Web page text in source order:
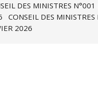
DES MINISTRES
CONSEIL DES
2026